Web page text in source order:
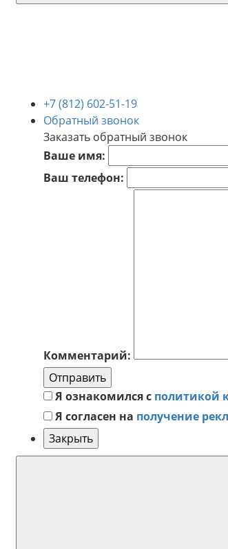
+7 (812) 602-51-19
Обратный звонок
Заказать обратный звонок
Ваше имя:
Ваш телефон:
Комментарий:
Отправить
Я ознакомился с политикой
Я согласен на получение
Закрыть